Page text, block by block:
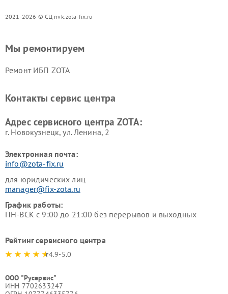
2021-2026 © СЦ nvk.zota-fix.ru
Мы ремонтируем
Ремонт ИБП ZOTA
Контакты сервис центра
Адрес сервисного центра ZOTA:
г. Новокузнецк, ул. Ленина, 2
Электронная почта:
info@zota-fix.ru
для юридических лиц
manager@fix-zota.ru
График работы:
ПН-ВСК с 9:00 до 21:00 без перерывов и выходных
Рейтинг сервисного центра
4.9-5.0
ООО "Русервис"
ИНН 7702633247